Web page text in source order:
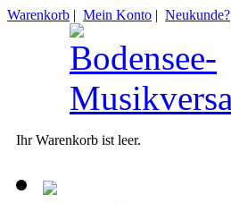
Warenkorb | Mein Konto | Neukunde?
Ihr Warenkorb ist leer.